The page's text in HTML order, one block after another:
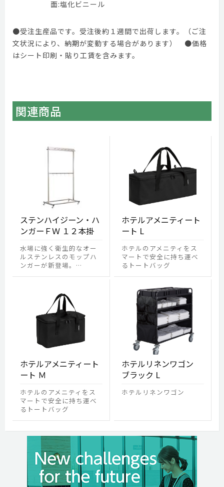
面:塩化ビニール
●受注生産品です。受注後約１週間で出荷します。（ご注
文状況により、納期が変動する場合があります） ●価格
はシート印刷・貼り工賃を含みます。
関連商品
ステンハイジーン・ハ
ンガーＦＷ １２本掛
水場に強く衛生的なオー
ルステンレスのモップハ
ンガーが新登場。…
ホテルアメニティート
ート L
ホテルのアメニティをス
マートで安全に持ち運べ
るトートバッグ
ホテルアメニティート
ート Ｍ
ホテルのアメニティをス
マートで安全に持ち運べ
るトートバッグ
ホテルリネンワゴン
ブラック L
ホテルリネンワゴン